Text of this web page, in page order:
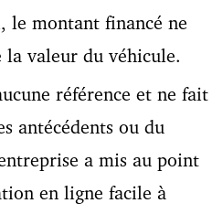
le montant financé ne
la valeur du véhicule.
référence et ne fait
antécédents ou du
a mis au point
en ligne facile à